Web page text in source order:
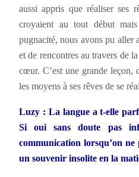
aussi appris que réaliser ses
croyaient au tout début
pugnacité, nous avons pu aller
et de rencontres au travers de
cœur. C’est une grande leçon,
les moyens à ses rêves de se
Luzy : La langue a t-elle
Si oui sans doute pas
communication lorsqu’on ne
un souvenir insolite en la